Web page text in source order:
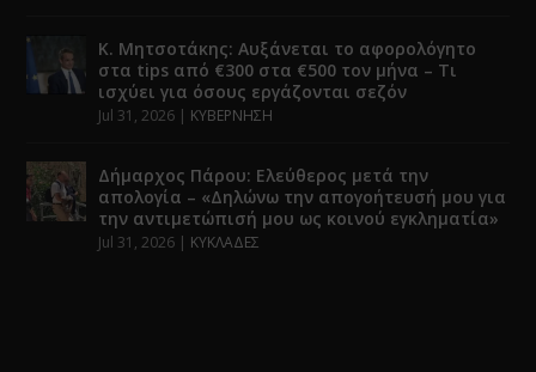
Κ. Μητσοτάκης: Αυξάνεται το αφορολόγητο
στα tips από €300 στα €500 τον μήνα – Τι
ισχύει για όσους εργάζονται σεζόν
Jul 31, 2026 | ΚΥΒΕΡΝΗΣΗ
Δήμαρχος Πάρου: Ελεύθερος μετά την
απολογία – «Δηλώνω την απογοήτευσή μου για
την αντιμετώπισή μου ως κοινού εγκληματία»
Jul 31, 2026 | ΚΥΚΛΑΔΕΣ